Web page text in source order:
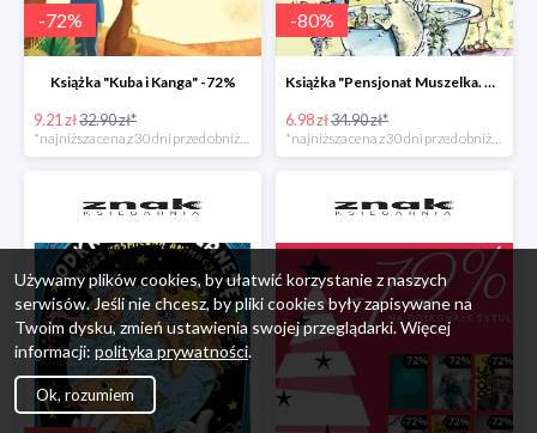
-72%
Książka "Kuba i Kanga" -72%
9.21 zł32.90 zł*
*najniższa cena z 30 dni przed obniżką
-80%
Książka "Pensjonat Muszelka. Nowi goście" taniej o 80%
6.98 zł34.90 zł*
*najniższa cena z 30 dni przed obniżką
Używamy plików cookies, by ułatwić korzystanie z naszych
serwisów. Jeśli nie chcesz, by pliki cookies były zapisywane na
Twoim dysku, zmień ustawienia swojej przeglądarki. Więcej
informacji: polityka prywatności.
Ok, rozumiem